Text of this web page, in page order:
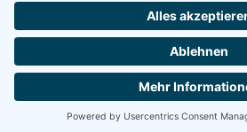
© 1999-2026Förderverein
Datenschutz